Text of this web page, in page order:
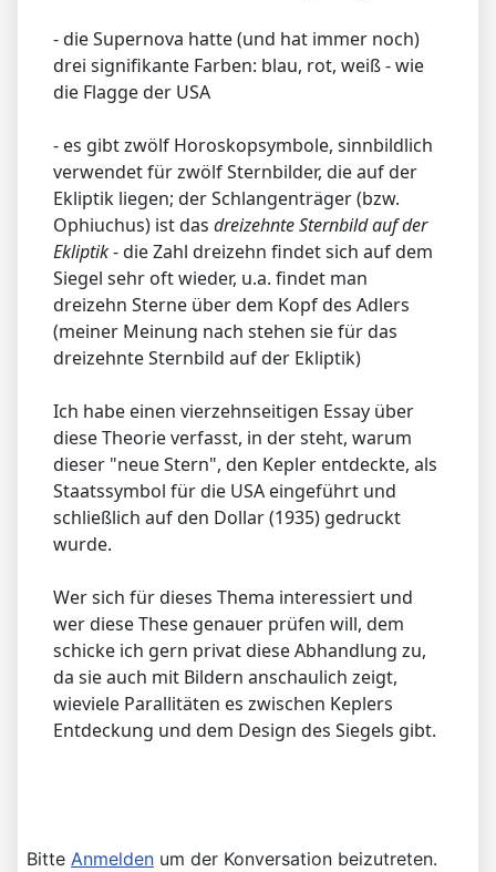
- die Supernova hatte (und hat immer noch)
drei signifikante Farben: blau, rot, weiß - wie
die Flagge der USA
- es gibt zwölf Horoskopsymbole, sinnbildlich
verwendet für zwölf Sternbilder, die auf der
Ekliptik liegen; der Schlangenträger (bzw.
Ophiuchus) ist das dreizehnte Sternbild auf der
Ekliptik- die Zahl dreizehn findet sich auf dem
Siegel sehr oft wieder, u.a. findet man
dreizehn Sterne über dem Kopf des Adlers
(meiner Meinung nach stehen sie für das
dreizehnte Sternbild auf der Ekliptik)
Ich habe einen vierzehnseitigen Essay über
diese Theorie verfasst, in der steht, warum
dieser "neue Stern", den Kepler entdeckte, als
Staatssymbol für die USA eingeführt und
schließlich auf den Dollar (1935) gedruckt
wurde.
Wer sich für dieses Thema interessiert und
wer diese These genauer prüfen will, dem
schicke ich gern privat diese Abhandlung zu,
da sie auch mit Bildern anschaulich zeigt,
wieviele Parallitäten es zwischen Keplers
Entdeckung und dem Design des Siegels gibt.
Bitte Anmelden um der Konversation beizutreten.